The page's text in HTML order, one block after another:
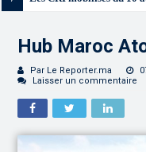
Hub Maroc
Par Le Reporter.ma
Laisser un commentaire